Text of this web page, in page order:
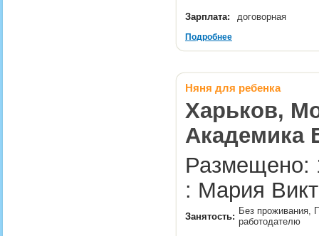
Зарплата: договорная
Подробнее
Няня для ребенка
Харьков,
Академика
Размещено:
: Мария
Занятость:
Без проживания,
работодателю